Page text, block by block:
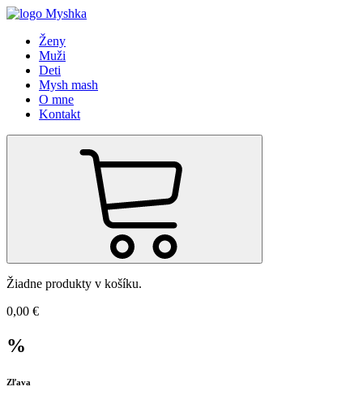
Ženy
Muži
Deti
Mysh mash
O mne
Kontakt
Žiadne produkty v košíku.
0,00 €
%
Zľava